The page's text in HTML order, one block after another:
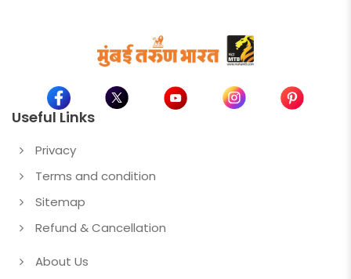
Useful Links
Privacy
Terms and condition
Sitemap
Refund & Cancellation
About Us